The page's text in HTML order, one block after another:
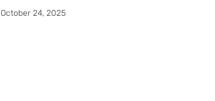
October 24, 2025